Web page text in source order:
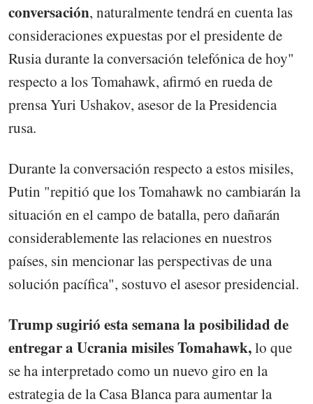
conversación, naturalmente tendrá en cuenta las
consideraciones expuestas por el presidente de
Rusia durante la conversación telefónica de hoy"
respecto a los Tomahawk, afirmó en rueda de
prensa Yuri Ushakov, asesor de la Presidencia
rusa.
Durante la conversación respecto a estos misiles,
Putin "repitió que los Tomahawk no cambiarán la
situación en el campo de batalla, pero dañarán
considerablemente las relaciones en nuestros
países, sin mencionar las perspectivas de una
solución pacífica", sostuvo el asesor presidencial.
Trump sugirió esta semana la posibilidad de
entregar a Ucrania misiles Tomahawk,lo que
se ha interpretado como un nuevo giro en la
estrategia de la Casa Blanca para aumentar la